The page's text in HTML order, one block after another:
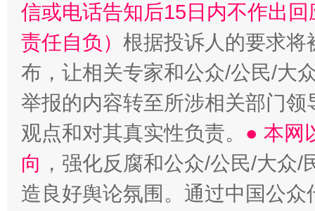
完善运行机制助力责任有效落实 一纸欠
信或电话告知后15日内不作出
责任自负） 根据投诉人的要求将
布，让相关专家和公众/公民/大
举报的内容转至所涉相关部门
观点和对其真实性负责。 ● 本网
向 ，强化反腐和公众/公民/大众
造良好舆论氛围。通过中国公